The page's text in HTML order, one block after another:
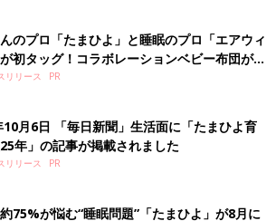
のプロ「たまひよ」と睡眠のプロ「エアウィ
初タッグ！コラボレーションベビー布団が誕
リリース
10月6日 「毎日新聞」生活面に「たまひよ育
年」の記事が掲載されました
リリース
75%が悩む“睡眠問題”「たまひよ」が8月に